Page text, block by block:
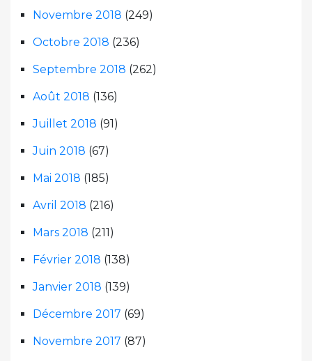
Novembre 2018 (249)
Octobre 2018 (236)
Septembre 2018 (262)
Août 2018 (136)
Juillet 2018 (91)
Juin 2018 (67)
Mai 2018 (185)
Avril 2018 (216)
Mars 2018 (211)
Février 2018 (138)
Janvier 2018 (139)
Décembre 2017 (69)
Novembre 2017 (87)